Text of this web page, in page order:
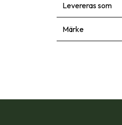
Levereras som
Märke